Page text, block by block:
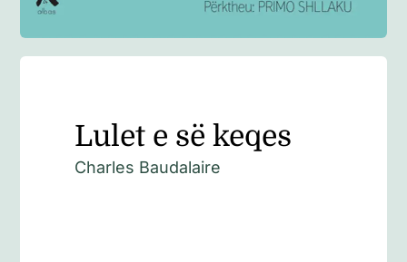
Lulet e së keqes
Charles Baudalaire